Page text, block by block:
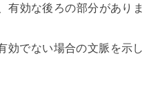
有効な後ろの部分がありま
でない場合の文脈を示し